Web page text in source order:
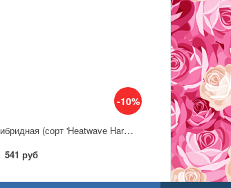
-10%
Хоста гибридная (сорт 'Heatwave Harmony')
541 руб